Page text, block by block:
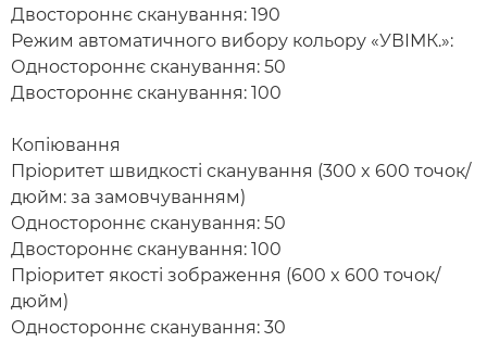
Двостороннє сканування: 190
Режим автоматичного вибору кольору «УВІМК.»:
Одностороннє сканування: 50
Двостороннє сканування: 100
Копіювання
Пріоритет швидкості сканування (300 x 600 точок/
дюйм: за замовчуванням)
Одностороннє сканування: 50
Двостороннє сканування: 100
Пріоритет якості зображення (600 x 600 точок/
дюйм)
Одностороннє сканування: 30